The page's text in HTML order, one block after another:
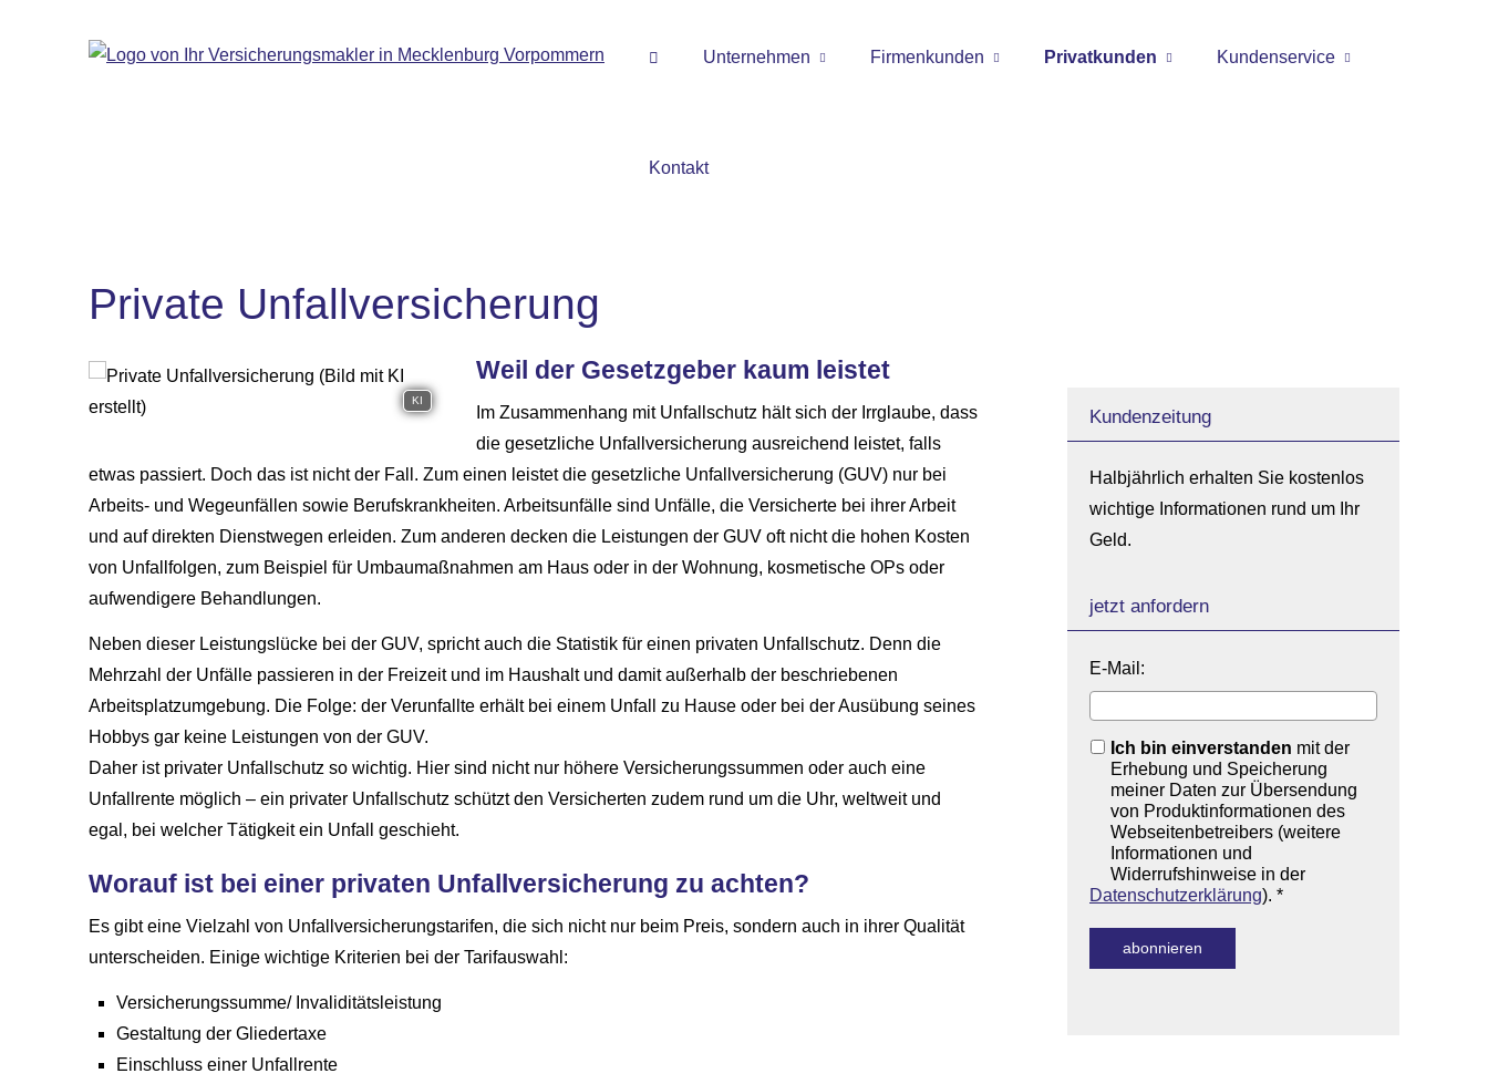
Unternehmen Firmenkunden Privatkunden Kundenservice
Kontakt
Kundenzeitung
Halbjährlich erhalten Sie kostenlos
wichtige Informationen rund um Ihr
Geld.
jetzt anfordern
E-Mail:
Ich bin einverstanden mit der
Erhebung und Speicherung
meiner Daten zur Übersendung
von Produktinformationen des
Webseitenbetreibers (weitere
Informationen und
Widerrufshinweise in der
Datenschutzerklärung). *
Private Unfall­ver­si­che­rung
KI
Weil der Gesetzgeber kaum leistet
Im Zusammenhang mit Unfallschutz hält sich der Irrglaube, dass
die gesetzliche Unfall­ver­si­che­rung ausreichend leistet, falls
etwas passiert. Doch das ist nicht der Fall. Zum einen leistet die gesetzliche Unfall­ver­si­che­rung (GUV) nur bei
Arbeits- und Wegeunfällen sowie Berufskrankheiten. Arbeitsunfälle sind Unfälle, die Versicherte bei ihrer Arbeit
und auf direkten Dienstwegen erleiden. Zum anderen decken die Leistungen der GUV oft nicht die hohen Kosten
von Unfallfolgen, zum Beispiel für Umbaumaßnahmen am Haus oder in der Wohnung, kosmetische OPs oder
aufwendigere Behandlungen.
Neben dieser Leistungslücke bei der GUV, spricht auch die Statistik für einen privaten Unfallschutz. Denn die
Mehrzahl der Unfälle passieren in der Freizeit und im Haushalt und damit außerhalb der beschriebenen
Arbeitsplatzumgebung. Die Folge: der Verunfallte erhält bei einem Unfall zu Hause oder bei der Ausübung seines
Hobbys gar keine Leistungen von der GUV.
Daher ist privater Unfallschutz so wichtig. Hier sind nicht nur höhere Versicherungssummen oder auch eine
Unfallrente möglich – ein privater Unfallschutz schützt den Versicherten zudem rund um die Uhr, weltweit und
egal, bei welcher Tätigkeit ein Unfall geschieht.
Worauf ist bei einer privaten Unfall­ver­si­che­rung zu achten?
Es gibt eine Vielzahl von Unfall­ver­si­che­rungstarifen, die sich nicht nur beim Preis, sondern auch in ihrer Qualität
unterscheiden. Einige wichtige Kriterien bei der Tarifauswahl:
Versicherungssumme/ Invaliditätsleistung
Gestaltung der Gliedertaxe
Einschluss einer Unfallrente